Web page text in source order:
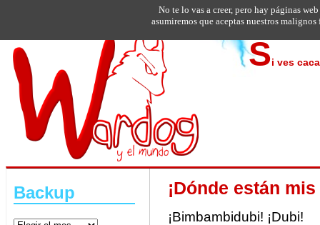
Si ves
Backup ¡Dónde están
¡Bimbambidubi! ¡Dubi!
No te lo vas a creer, pero hay páginas
asumiremos que aceptas nuestros